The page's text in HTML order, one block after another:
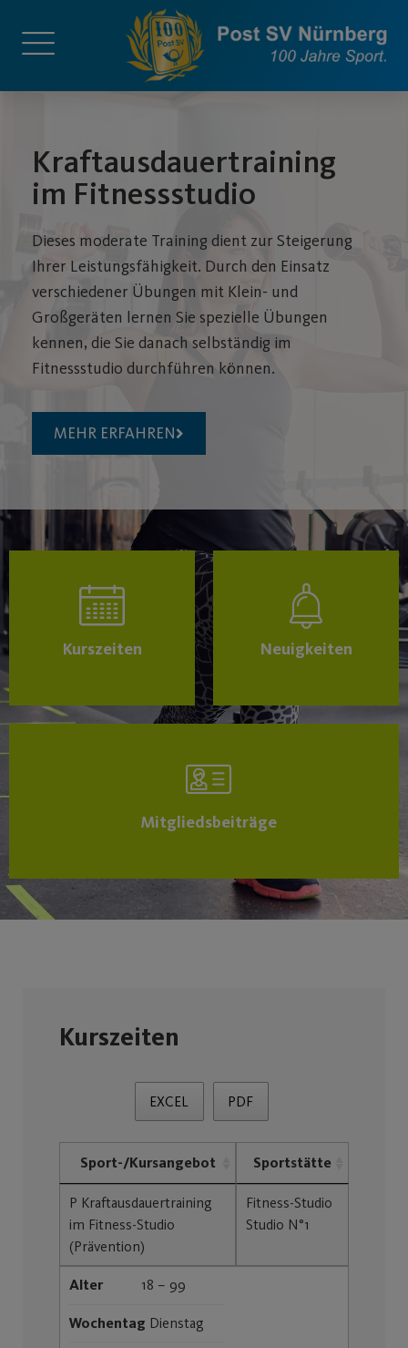
Kraftausdauertraining
im Fitnessstudio
Dieses moderate Training dient zur Steigerung
Ihrer Leistungsfähigkeit. Durch den Einsatz
verschiedener Übungen mit Klein- und
Großgeräten lernen Sie spezielle Übungen
kennen, die Sie danach selbständig im
Fitnessstudio durchführen können.
MEHR ERFAHREN
Kurszeiten Neuigkeiten
Mitgliedsbeiträge
Kurszeiten
EXCEL PDF
Sport-/Kursangebot Sportstätte
P Kraftausdauertraining
im Fitness-Studio
(Prävention)
Fitness-Studio
Studio N°1
Alter 18 – 99
Wochentag Dienstag